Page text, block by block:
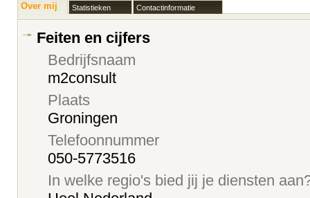
Over mij Statistieken Contactinformatie
Feiten en cijfers
Bedrijfsnaam
m2consult
Plaats
Groningen
Telefoonnummer
050-5773516
In welke regio's bied jij je diensten